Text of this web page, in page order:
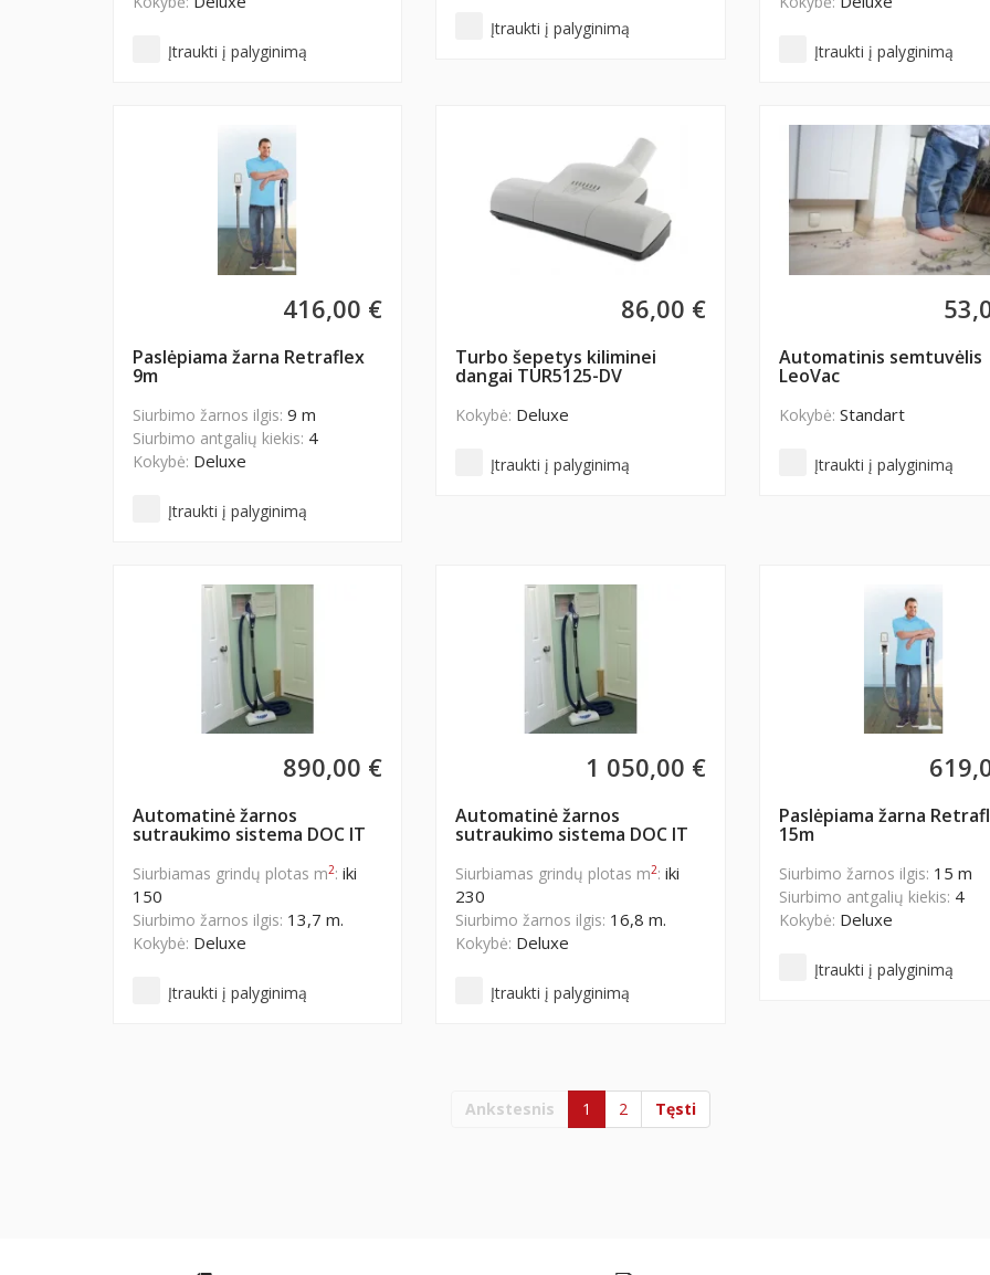
Įtraukti į palyginimą
Įtraukti į palyginimą
Įtraukti į palyginimą
416,00 €
Paslėpiama žarna Retraflex
9m
Siurbimo žarnos ilgis: 9 m
Siurbimo antgalių kiekis: 4
Kokybė: Deluxe
Įtraukti į palyginimą
86,00 €
Turbo šepetys kiliminei
dangai TUR5125-DV
Kokybė: Deluxe
Įtraukti į palyginimą
Automatinis semtuvėlis
LeoVac
Kokybė: Standart
Įtraukti į palyginimą
890,00 €
Automatinė žarnos
sutraukimo sistema DOC IT
Siurbiamas grindų plotas m2: iki
150
Siurbimo žarnos ilgis: 13,7 m.
Kokybė: Deluxe
Įtraukti į palyginimą
1 050,00 €
Automatinė žarnos
sutraukimo sistema DOC IT
Siurbiamas grindų plotas m2: iki
230
Siurbimo žarnos ilgis: 16,8 m.
Kokybė: Deluxe
Įtraukti į palyginimą
Paslėpiama žarna
15m
Siurbimo žarnos ilgis: 15 m
Siurbimo antgalių kiekis: 4
Kokybė: Deluxe
Įtraukti į palyginimą
Ankstesnis 1 2 Tęsti